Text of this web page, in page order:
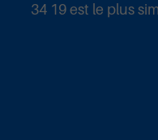
34 19 est le plus